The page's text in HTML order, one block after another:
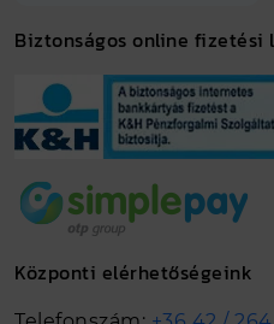
Biztonságos online fizetési
Központi elérhetőségeink